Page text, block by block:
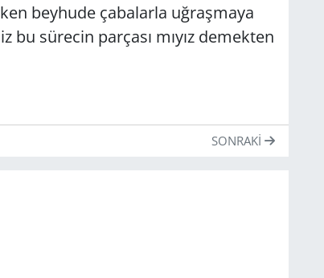
beyhude çabalarla uğraşmaya
bu sürecin parçası mıyız demekten
SONRAKI